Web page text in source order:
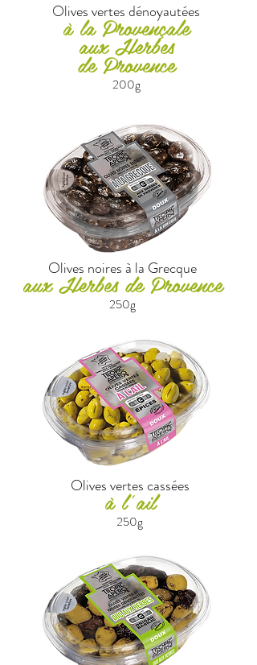
Olives vertes dénoyautées
à la Provençale
aux Herbes
de Provence
200g
Olives noires à la Grecque
aux Herbes de Provence
250g
Olives vertes cassées
à l’ail
250g